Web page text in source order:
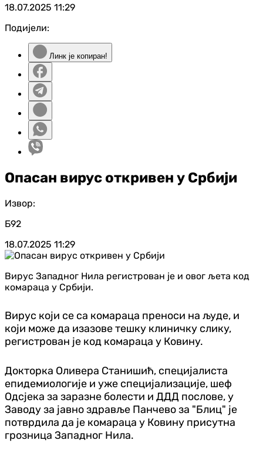
18.07.2025 11:29
Подијели:
Линк је копиран!
Опасан вирус откривен у Србији
Извор:
Б92
18.07.2025 11:29
Вирус Западног Нила регистрован је и овог љета код
комараца у Србији.
Вирус који се са комараца преноси на људе, и
који може да изазове тешку клиничку слику,
регистрован је код комараца у Ковину.
Докторка Оливера Станишић, специјалиста
епидемиологије и уже специјализације, шеф
Одсјека за заразне болести и ДДД послове, у
Заводу за јавно здравље Панчево за "Блиц" је
потврдила да је комараца у Ковину присутна
грозница Западног Нила.